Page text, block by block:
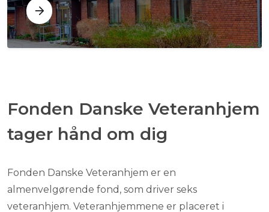
Fonden Danske Veteranhjem
tager hånd om dig
Fonden Danske Veteranhjem er en
almenvelgørende fond, som driver seks
veteranhjem. Veteranhjemmene er placeret i